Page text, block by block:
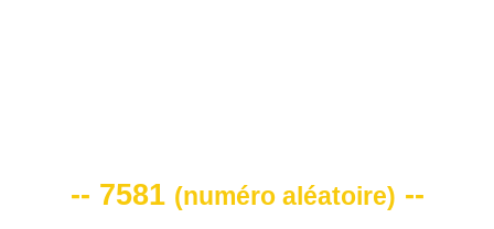
-- 7581 (numéro aléatoire) --